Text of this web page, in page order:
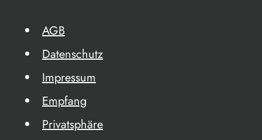
AGB
Datenschutz
Impressum
Empfang
Privatsphäre